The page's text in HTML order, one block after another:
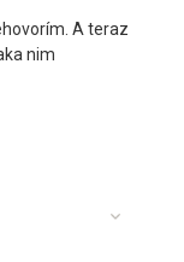
A teraz
nim